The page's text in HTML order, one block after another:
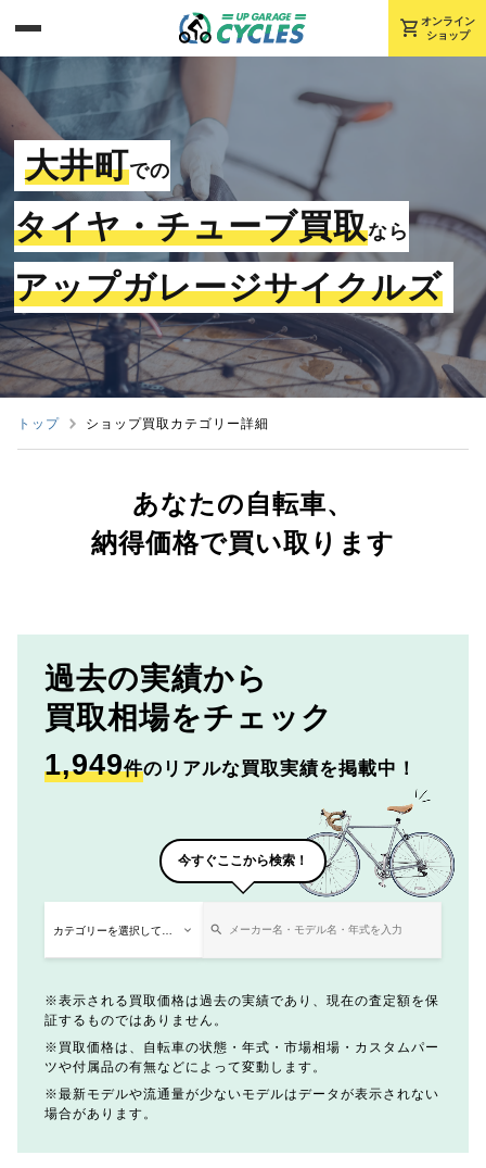
shopping_cart オンライン
ショップ
大井町での
タイヤ・チューブ買取なら
アップガレージサイクルズ
トップ ショップ買取カテゴリー詳細
あなたの自転車、
納得価格で買い取ります
過去の実績から
買取相場をチェック
1,949件のリアルな買取実績を掲載中！
今すぐここから検索！
表示される買取価格は過去の実績であり、現在の査定額を保
証するものではありません。
買取価格は、自転車の状態・年式・市場相場・カスタムパー
ツや付属品の有無などによって変動します。
最新モデルや流通量が少ないモデルはデータが表示されない
場合があります。